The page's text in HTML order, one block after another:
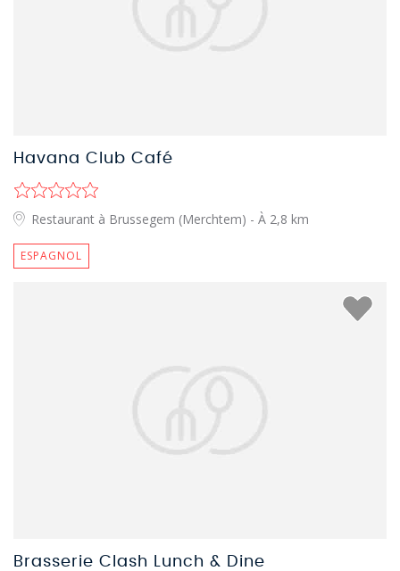
Havana Club Café
Restaurant à Brussegem (Merchtem) - À 2,8 km
ESPAGNOL
Brasserie Clash Lunch & Dine